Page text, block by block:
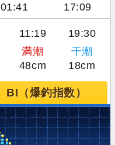
01:41 17:09
11:19 19:30
満潮
干潮
48cm 18cm
BI（爆釣指数）